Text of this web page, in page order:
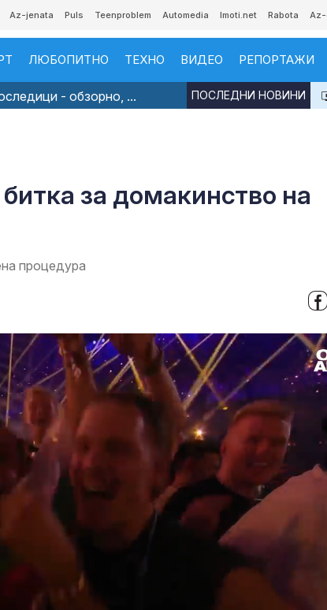
Az-jenata Puls Teenproblem Automedia Imoti.net Rabota
ЛЮБОПИТНО ТЕХНО ВИДЕО РЕПОРТАЖИ
- обзорно, ... ПОСЛЕДНИ НОВИНИ
за домакинство на
процедура